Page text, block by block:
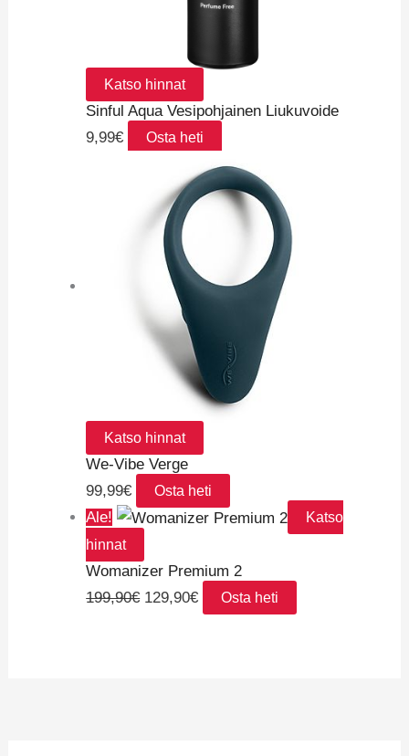
Katso hinnat
Sinful Aqua Vesipohjainen Liukuvoide
9,99€ Osta heti
Katso hinnat
We-Vibe Verge
99,99€ Osta heti
Ale!
Katso
hinnat
Womanizer Premium 2
199,90€ 129,90€ Osta heti